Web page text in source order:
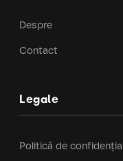
Despre
Contact
Legale
Politică de